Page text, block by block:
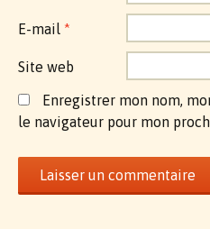
E-mail *
Site web
Enregistrer mon nom,
le navigateur pour mon